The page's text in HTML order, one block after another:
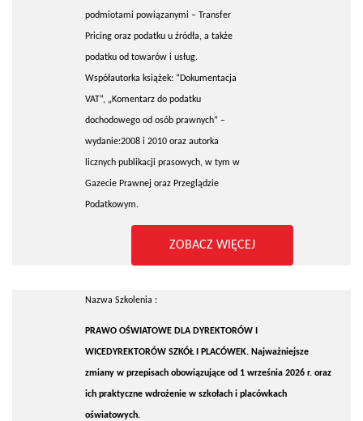
podmiotami powiązanymi – Transfer
Pricing oraz podatku u źródła, a także
podatku od towarów i usług.
Współautorka książek: “Dokumentacja
VAT”, „Komentarz do podatku
dochodowego od osób prawnych” –
wydanie:2008 i 2010 oraz autorka
licznych publikacji prasowych, w tym w
Gazecie Prawnej oraz Przeglądzie
Podatkowym.
ZOBACZ WIĘCEJ
Nazwa Szkolenia :
PRAWO OŚWIATOWE DLA DYREKTORÓW I
WICEDYREKTORÓW SZKÓŁ I PLACÓWEK. Najważniejsze
zmiany w przepisach obowiązujące od 1 września 2026 r. oraz
ich praktyczne wdrożenie w szkołach i placówkach
oświatowych.